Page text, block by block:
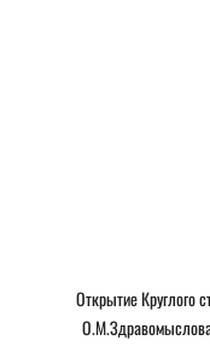
Открытие Круглого